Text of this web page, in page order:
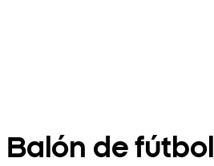
Balón de fútbol